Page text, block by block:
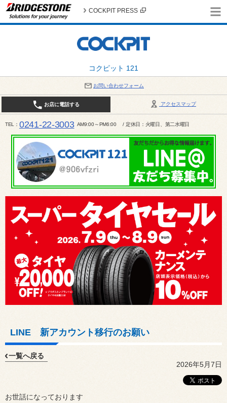
コクピット 121
COCKPIT PRESS
お問い合わせフォーム
アクセスマップ
お店に電話する
TEL 0241-22-3003 AM9:00～PM6:00 / 定休日：火曜日、第二水曜日
LINE 新アカウント移行のお願い
一覧へ戻る
2026年5月7日
お世話になっております